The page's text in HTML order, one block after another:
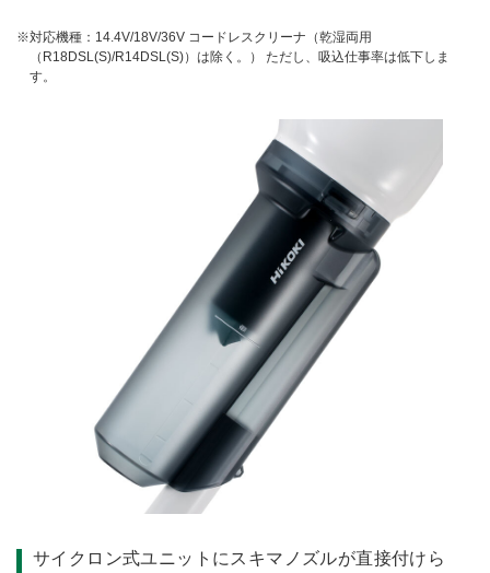
対応機種：14.4V/18V/36V コードレスクリーナ（乾湿両用
（R18DSL(S)/R14DSL(S)）は除く。） ただし、吸込仕事率は低下しま
す。
サイクロン式ユニットにスキマノズルが直接付けら